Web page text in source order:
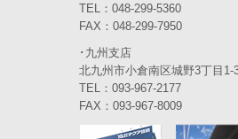
2023年9月(4)
(3)
2023年7月(5)
TEL：048-299-5360
FAX：048-299-7950
･九州支店
北九州市小倉南区城野3丁目1-
TEL：093-967-2177
FAX：093-967-8009